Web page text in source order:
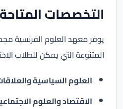
التخصصات المتاحة
يوفر معهد العلوم الفرنسية
المتنوعة التي يمكن للطلاب
العلوم السياسية
الاقتصاد والعلوم